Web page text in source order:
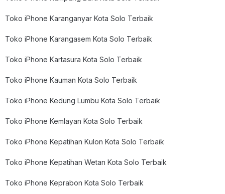
Toko iPhone Karanganyar Kota Solo Terbaik
Toko iPhone Karangasem Kota Solo Terbaik
Toko iPhone Kartasura Kota Solo Terbaik
Toko iPhone Kauman Kota Solo Terbaik
Toko iPhone Kedung Lumbu Kota Solo Terbaik
Toko iPhone Kemlayan Kota Solo Terbaik
Toko iPhone Kepatihan Kulon Kota Solo Terbaik
Toko iPhone Kepatihan Wetan Kota Solo Terbaik
Toko iPhone Keprabon Kota Solo Terbaik